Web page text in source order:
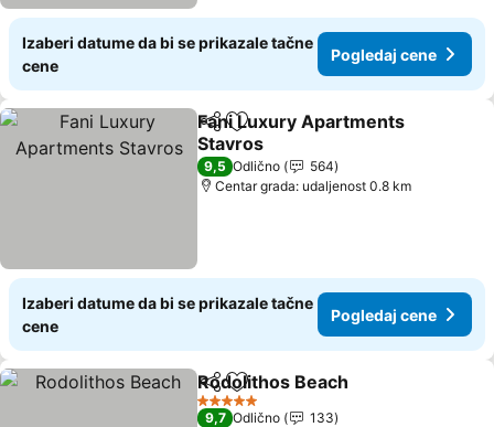
Izaberi datume da bi se prikazale tačne
cene
Pogledaj cene
Deli Dodati u favorite
Fani Luxury Apartments
Stavros
9,5 Odlično
564
Centar grada: udaljenost 0.8 km
Izaberi datume da bi se prikazale tačne
cene
Pogledaj cene
Deli Dodati u favorite
Rodolithos Beach
5 Zvezdice
9,7 Odlično
133